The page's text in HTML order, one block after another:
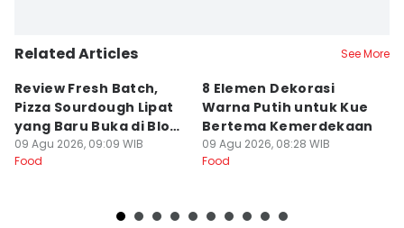
Related Articles See More
Review Fresh Batch,
Pizza Sourdough Lipat
yang Baru Buka di Blok
M
09 Agu 2026, 09:09 WIB
Food
8 Elemen Dekorasi
Warna Putih untuk Kue
Bertema Kemerdekaan
09 Agu 2026, 08:28 WIB
Food